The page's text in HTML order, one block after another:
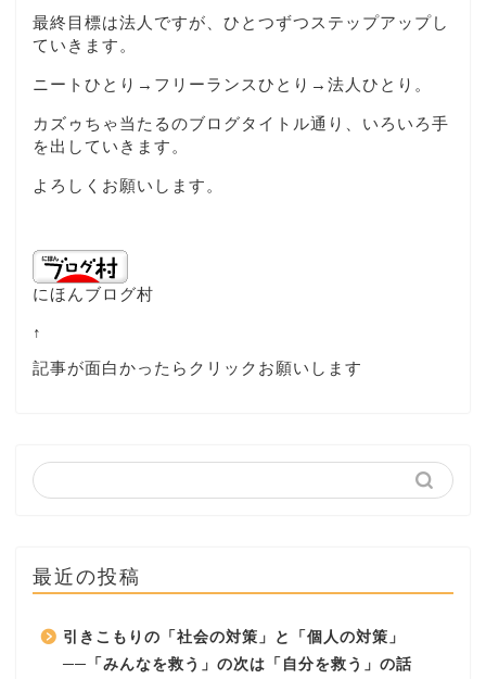
最終目標は法人ですが、ひとつずつステップアップし
ていきます。
ニートひとり→フリーランスひとり→法人ひとり。
カズゥちゃ当たるのブログタイトル通り、いろいろ手
を出していきます。
よろしくお願いします。
にほんブログ村
↑
記事が面白かったらクリックお願いします
最近の投稿
引きこもりの「社会の対策」と「個人の対策」
──「みんなを救う」の次は「自分を救う」の話